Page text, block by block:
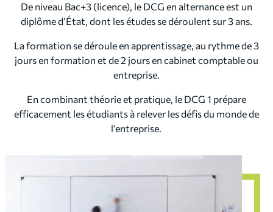
De niveau Bac+3 (licence), le DCG en alternance est un
diplôme d’État, dont les études se déroulent sur 3 ans.
La formation se déroule en apprentissage, au rythme de 3
jours en formation et de 2 jours en cabinet comptable ou
entreprise.
En combinant théorie et pratique, le DCG 1 prépare
efficacement les étudiants à relever les défis du monde de
l’entreprise.